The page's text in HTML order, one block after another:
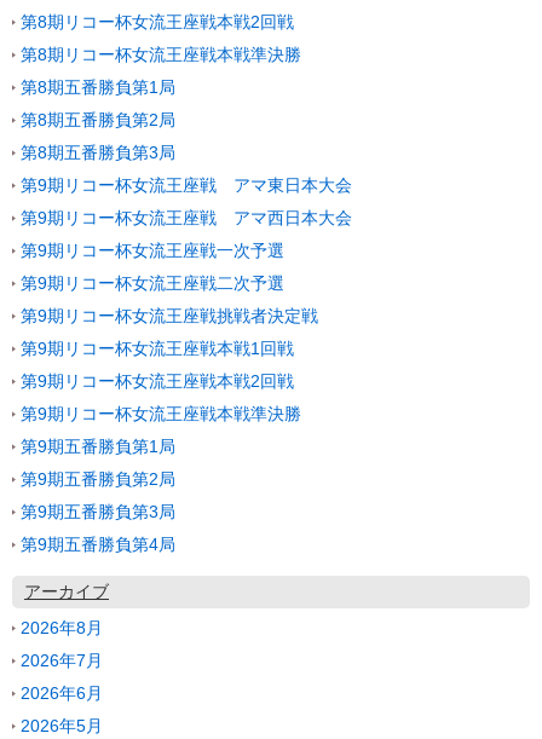
第8期リコー杯女流王座戦本戦2回戦
第8期リコー杯女流王座戦本戦準決勝
第8期五番勝負第1局
第8期五番勝負第2局
第8期五番勝負第3局
第9期リコー杯女流王座戦 アマ東日本大会
第9期リコー杯女流王座戦 アマ西日本大会
第9期リコー杯女流王座戦一次予選
第9期リコー杯女流王座戦二次予選
第9期リコー杯女流王座戦挑戦者決定戦
第9期リコー杯女流王座戦本戦1回戦
第9期リコー杯女流王座戦本戦2回戦
第9期リコー杯女流王座戦本戦準決勝
第9期五番勝負第1局
第9期五番勝負第2局
第9期五番勝負第3局
第9期五番勝負第4局
アーカイブ
2026年8月
2026年7月
2026年6月
2026年5月